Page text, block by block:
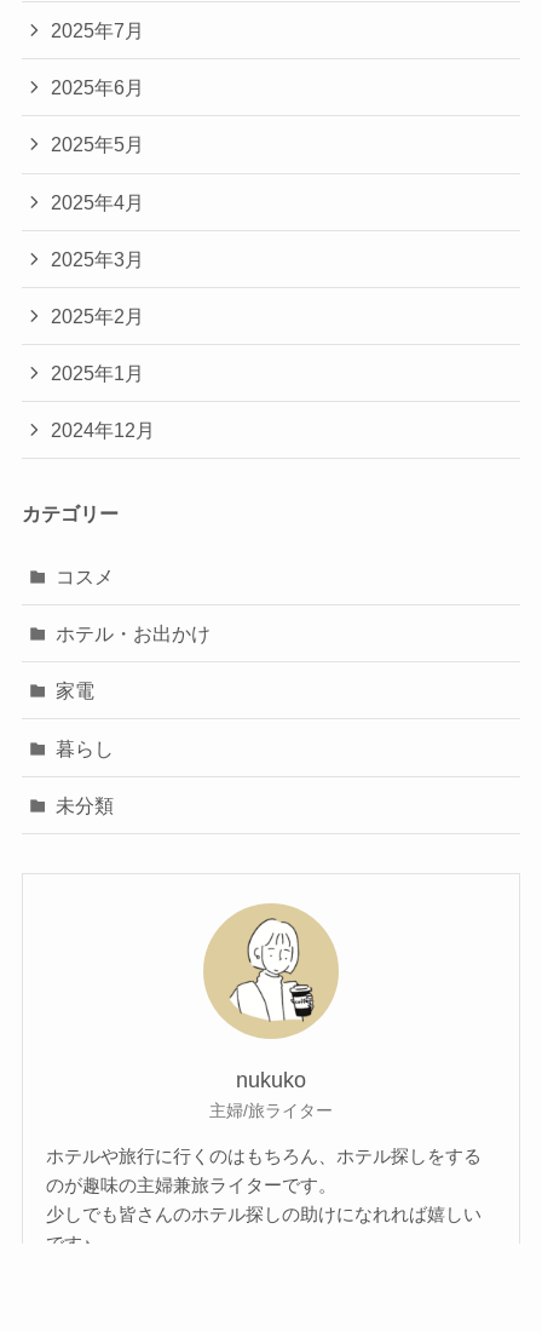
2025年7月
2025年6月
2025年5月
2025年4月
2025年3月
2025年2月
2025年1月
2024年12月
カテゴリー
コスメ
ホテル・お出かけ
家電
暮らし
未分類
nukuko
主婦/旅ライター
ホテルや旅行に行くのはもちろん、ホテル探しをする
のが趣味の主婦兼旅ライターです。
少しでも皆さんのホテル探しの助けになれれば嬉しい
です♪